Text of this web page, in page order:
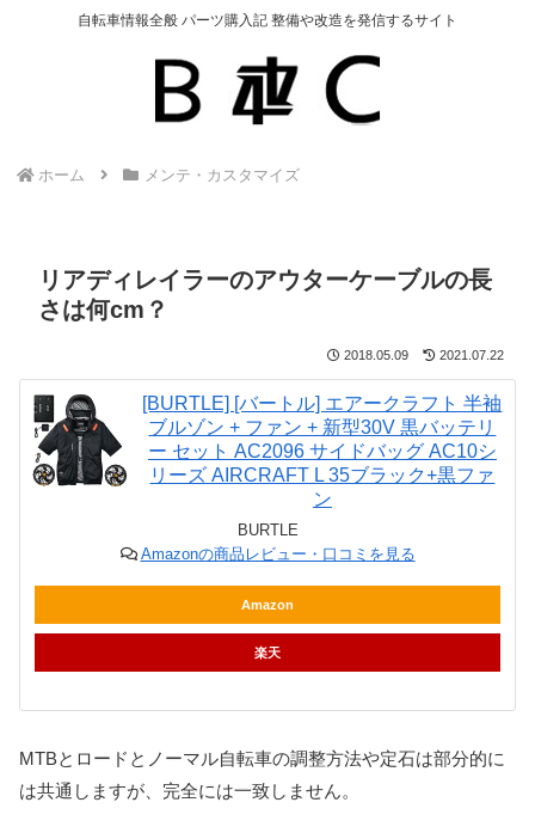
自転車情報全般 パーツ購入記 整備や改造を発信するサイト
ホーム メンテ・カスタマイズ
リアディレイラーのアウターケーブルの長
さは何cm？
2018.05.09 2021.07.22
[BURTLE] [バートル] エアークラフト 半袖
ブルゾン + ファン + 新型30V 黒バッテリ
ー セット AC2096 サイドバッグ AC10シ
リーズ AIRCRAFT L 35ブラック+黒ファ
ン
BURTLE
Amazonの商品レビュー・口コミを見る
Amazon
楽天
MTBとロードとノーマル自転車の調整方法や定石は部分的に
は共通しますが、完全には一致しません。